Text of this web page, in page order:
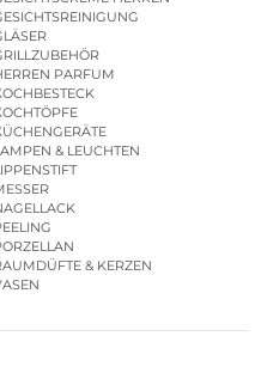
PARFUM
& LEUCHTEN
& KERZEN